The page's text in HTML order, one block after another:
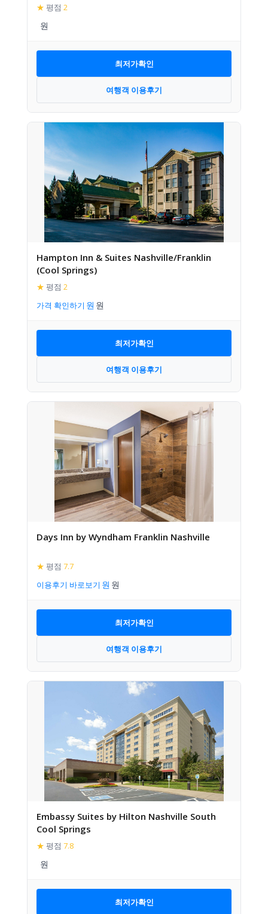
★ 평점 2
최저가확인
여행객 이용후기
Hampton Inn & Suites Nashville/Franklin
(Cool Springs)
★ 평점 2
가격 확인하기
최저가확인
여행객 이용후기
Days Inn by Wyndham Franklin Nashville
★ 평점 7.7
이용후기 바로보기
최저가확인
여행객 이용후기
Embassy Suites by Hilton Nashville South
Cool Springs
★ 평점 7.8
최저가확인